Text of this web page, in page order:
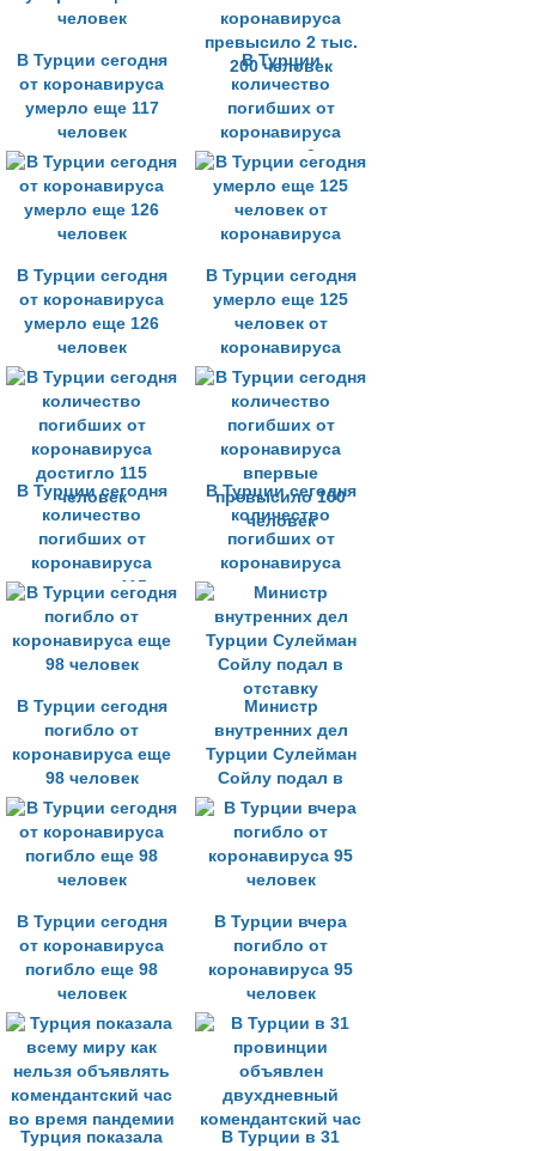
Курбан-байрама
В Турции сегодня
от коронавируса
умерло еще 117
человек
В Турции
количество
погибших от
коронавируса
превысило 2 тыс.
200 человек
В Турции сегодня
от коронавируса
умерло еще 126
человек
В Турции сегодня
умерло еще 125
человек от
коронавируса
В Турции сегодня
количество
погибших от
коронавируса
достигло 115
человек
В Турции сегодня
количество
погибших от
коронавируса
впервые
превысило 100
человек
В Турции сегодня
погибло от
коронавируса еще
98 человек
Министр
внутренних дел
Турции Сулейман
Сойлу подал в
отставку
В Турции сегодня
от коронавируса
погибло еще 98
человек
В Турции вчера
погибло от
коронавируса 95
человек
Турция показала
В Турции в 31